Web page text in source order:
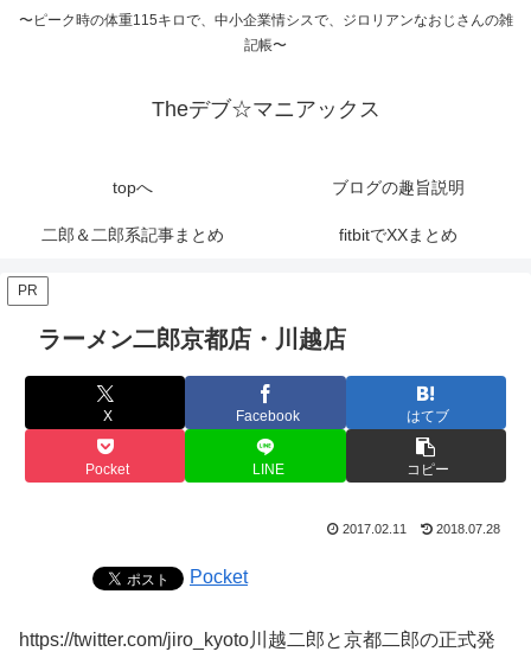
〜ピーク時の体重115キロで、中小企業情シスで、ジロリアンなおじさんの雑
記帳〜
Theデブ☆マニアックス
topへ ブログの趣旨説明
二郎＆二郎系記事まとめ fitbitでXXまとめ
PR
ラーメン二郎京都店・川越店
X Facebook はてブ
Pocket LINE コピー
2017.02.11 2018.07.28
Pocket
https://twitter.com/jiro_kyoto川越二郎と京都二郎の正式発